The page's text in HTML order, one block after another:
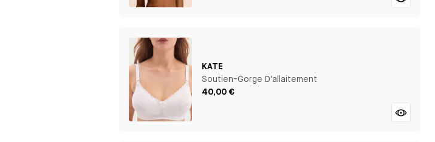
KATE
Soutien-Gorge D'allaitement
40,00 €